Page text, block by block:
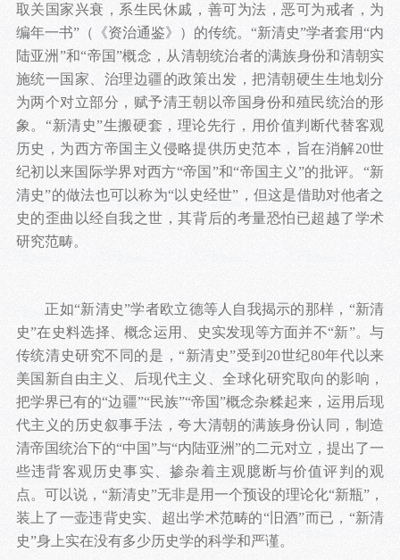
取关国家兴衰，系生民休戚，善可为法，恶可为戒者，为
编年一书”（《资治通鉴》）的传统。“新清史”学者套用“内
陆亚洲”和“帝国”概念，从清朝统治者的满族身份和清朝实
施统一国家、治理边疆的政策出发，把清朝硬生生地划分
为两个对立部分，赋予清王朝以帝国身份和殖民统治的形
象。“新清史”生搬硬套，理论先行，用价值判断代替客观
历史，为西方帝国主义侵略提供历史范本，旨在消解20世
纪初以来国际学界对西方“帝国”和“帝国主义”的批评。“新
清史”的做法也可以称为“以史经世”，但这是借助对他者之
史的歪曲以经自我之世，其背后的考量恐怕已超越了学术
研究范畴。
正如“新清史”学者欧立德等人自我揭示的那样，“新清
史”在史料选择、概念运用、史实发现等方面并不“新”。与
传统清史研究不同的是，“新清史”受到20世纪80年代以来
美国新自由主义、后现代主义、全球化研究取向的影响，
把学界已有的“边疆”“民族”“帝国”概念杂糅起来，运用后现
代主义的历史叙事手法，夸大清朝的满族身份认同，制造
清帝国统治下的“中国”与“内陆亚洲”的二元对立，提出了一
些违背客观历史事实、掺杂着主观臆断与价值评判的观
点。可以说，“新清史”无非是用一个预设的理论化“新瓶”，
装上了一壶违背史实、超出学术范畴的“旧酒”而已，“新清
史”身上实在没有多少历史学的科学和严谨。